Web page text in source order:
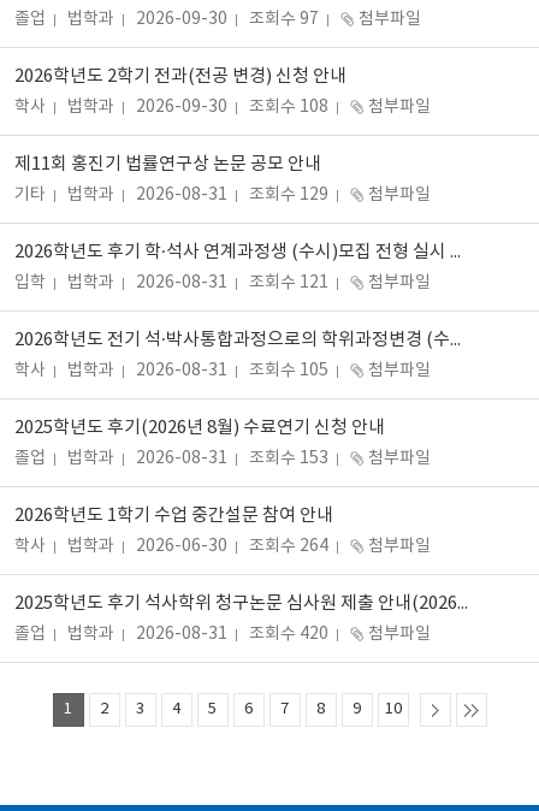
졸업 법학과 2026-09-30 조회수 97 첨부파일
2026학년도 2학기 전과(전공 변경) 신청 안내
학사 법학과 2026-09-30 조회수 108 첨부파일
제11회 홍진기 법률연구상 논문 공모 안내
기타 법학과 2026-08-31 조회수 129 첨부파일
2026학년도 후기 학·석사 연계과정생 (수시)모집 전형 실시 안내
입학 법학과 2026-08-31 조회수 121 첨부파일
2026학년도 전기 석·박사통합과정으로의 학위과정변경 (수시)전형 실시 안내
학사 법학과 2026-08-31 조회수 105 첨부파일
2025학년도 후기(2026년 8월) 수료연기 신청 안내
졸업 법학과 2026-08-31 조회수 153 첨부파일
2026학년도 1학기 수업 중간설문 참여 안내
학사 법학과 2026-06-30 조회수 264 첨부파일
2025학년도 후기 석사학위 청구논문 심사원 제출 안내(2026년 8월 졸업예정)
졸업 법학과 2026-08-31 조회수 420 첨부파일
1 2 3 4 5 6 7 8 9 10